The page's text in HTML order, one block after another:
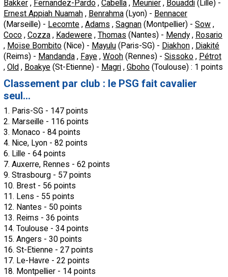
Bakker , Fernandez-Pardo , Cabella , Meunier , Bouaddi (Lille) -
Ernest Appiah Nuamah , Benrahma (Lyon) - Bennacer
(Marseille) - Lecomte , Adams , Sagnan (Montpellier) - Sow ,
Coco , Cozza , Kadewere , Thomas (Nantes) - Mendy , Rosario
, Moïse Bombito (Nice) - Mayulu (Paris-SG) - Diakhon , Diakité
(Reims) - Mandanda , Faye , Wooh (Rennes) - Sissoko , Pétrot
, Old , Boakye (St-Etienne) - Magri , Gboho (Toulouse) : 1 points
Classement par club : le PSG fait cavalier
seul...
1. Paris-SG - 147 points
2. Marseille - 116 points
3. Monaco - 84 points
4. Nice, Lyon - 82 points
6. Lille - 64 points
7. Auxerre, Rennes - 62 points
9. Strasbourg - 57 points
10. Brest - 56 points
11. Lens - 55 points
12. Nantes - 50 points
13. Reims - 36 points
14. Toulouse - 34 points
15. Angers - 30 points
16. St-Etienne - 27 points
17. Le-Havre - 22 points
18. Montpellier - 14 points